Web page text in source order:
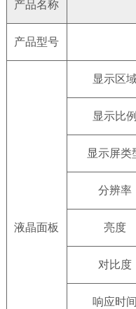
产品名称
产品型号
液晶面板
显示区
显示比例
显示屏类
分辨率
亮度
对比度
响应时间